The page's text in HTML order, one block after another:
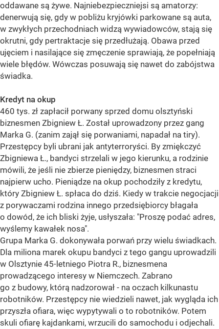
oddawane są żywe. Najniebezpieczniejsi są amatorzy:
denerwują się, gdy w pobliżu kryjówki parkowane są auta,
w zwykłych przechodniach widzą wywiadowców, stają się
okrutni, gdy pertraktacje się przedłużają. Obawa przed
ujęciem i nasilające się zmęczenie sprawiają, że popełniają
wiele błędów. Wówczas posuwają się nawet do zabójstwa
świadka.
Kredyt na okup
460 tys. zł zapłacił porwany sprzed domu olsztyński
biznesmen Zbigniew Ł. Został uprowadzony przez gang
Marka G. (zanim zajął się porwaniami, napadał na tiry).
Przestępcy byli ubrani jak antyterroryści. By zmiękczyć
Zbigniewa Ł., bandyci strzelali w jego kierunku, a rodzinie
mówili, że jeśli nie zbierze pieniędzy, biznesmen straci
najpierw ucho. Pieniądze na okup pochodziły z kredytu,
który Zbigniew Ł. spłaca do dziś. Kiedy w trakcie negocjacji
z porywaczami rodzina innego przedsiębiorcy błagała
o dowód, że ich bliski żyje, usłyszała: "Proszę podać adres,
wyślemy kawałek nosa".
Grupa Marka G. dokonywała porwań przy wielu świadkach.
Dla miliona marek okupu bandyci z tego gangu uprowadzili
w Olsztynie 45-letniego Piotra R., biznesmena
prowadzącego interesy w Niemczech. Zabrano
go z budowy, którą nadzorował - na oczach kilkunastu
robotników. Przestępcy nie wiedzieli nawet, jak wygląda ich
przyszła ofiara, więc wypytywali o to robotników. Potem
skuli ofiarę kajdankami, wrzucili do samochodu i odjechali.